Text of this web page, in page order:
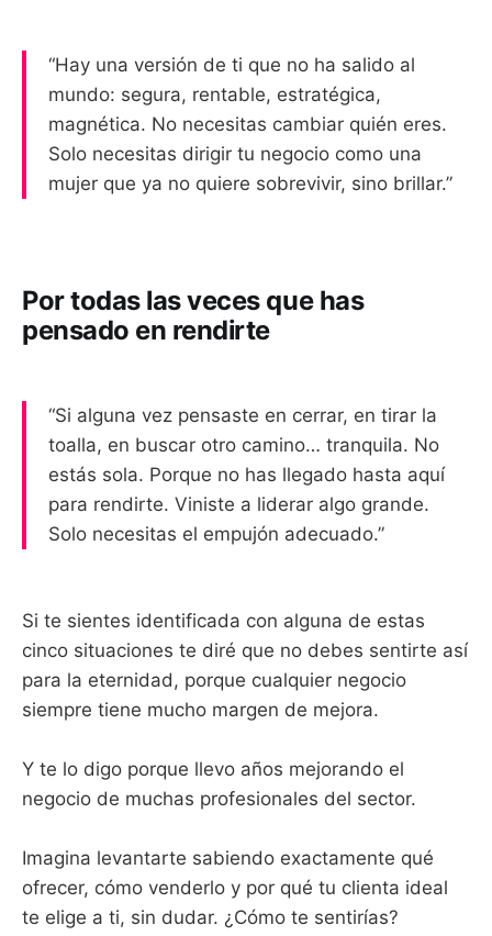
“Hay una versión de ti que no ha salido al
mundo: segura, rentable, estratégica,
magnética. No necesitas cambiar quién eres.
Solo necesitas dirigir tu negocio como una
mujer que ya no quiere sobrevivir, sino brillar.”
Por todas las veces que has
pensado en rendirte
“Si alguna vez pensaste en cerrar, en tirar la
toalla, en buscar otro camino… tranquila. No
estás sola. Porque no has llegado hasta aquí
para rendirte. Viniste a liderar algo grande.
Solo necesitas el empujón adecuado.”
Si te sientes identificada con alguna de estas
cinco situaciones te diré que no debes sentirte así
para la eternidad, porque cualquier negocio
siempre tiene mucho margen de mejora.
Y te lo digo porque llevo años mejorando el
negocio de muchas profesionales del sector.
Imagina levantarte sabiendo exactamente qué
ofrecer, cómo venderlo y por qué tu clienta ideal
te elige a ti, sin dudar. ¿Cómo te sentirías?